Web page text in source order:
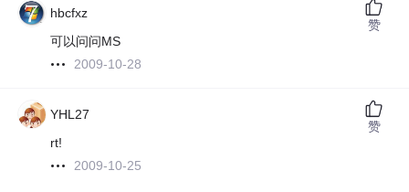
hbcfxz
可以问问MS
2009-10-28
赞
YHL27
rt!
2009-10-25
赞